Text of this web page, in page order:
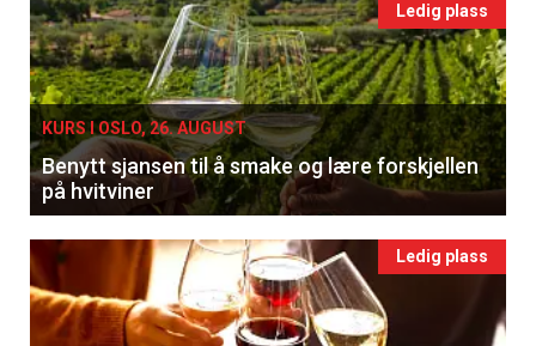
Ledig plass
KURS I OSLO, 26. AUGUST
Benytt sjansen til å smake og lære forskjellen
på hvitviner
Ledig plass